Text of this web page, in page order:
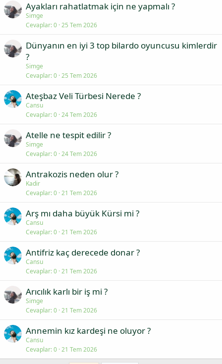
Ayakları rahatlatmak için ne yapmalı ?
Simge
Cevaplar 0 25 Tem 2026
Dünyanın en iyi 3 top bilardo oyuncusu kimlerdir
?
Simge
Cevaplar 0 25 Tem 2026
Ateşbaz Veli Türbesi Nerede ?
Cansu
Cevaplar 0 24 Tem 2026
Atelle ne tespit edilir ?
Simge
Cevaplar 0 24 Tem 2026
Antrakozis neden olur ?
Kadir
Cevaplar 0 21 Tem 2026
Arş mı daha büyük Kürsi mi ?
Cansu
Cevaplar 0 21 Tem 2026
Antifriz kaç derecede donar ?
Cansu
Cevaplar 0 21 Tem 2026
Arıcılık karlı bir iş mi ?
Simge
Cevaplar 0 21 Tem 2026
Annemin kız kardeşi ne oluyor ?
Cansu
Cevaplar 0 21 Tem 2026